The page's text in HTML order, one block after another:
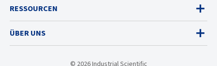
RESSOURCEN
ÜBER UNS